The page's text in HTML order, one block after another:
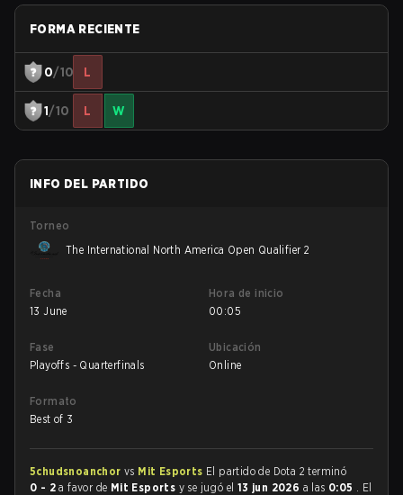
FORMA RECIENTE
0/10 L
1/10 L W
INFO DEL PARTIDO
Torneo
The International North America Open Qualifier 2
Fecha
13 June
Hora de inicio
00:05
Fase
Playoffs - Quarterfinals
Ubicación
Online
Formato
Best of 3
5chudsnoanchor vs Mit Esports El partido de Dota 2 terminó
0 - 2 a favor de Mit Esports y se jugó el 13 jun 2026 a las 0:05 . El